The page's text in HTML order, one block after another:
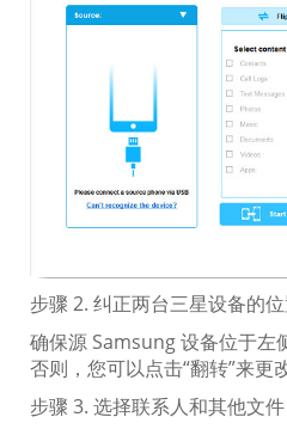
步骤 2. 纠正两台三星设备的
确保源 Samsung 设备位于左
否则，您可以点击“翻转”来更
步骤 3. 选择联系人和其他文件